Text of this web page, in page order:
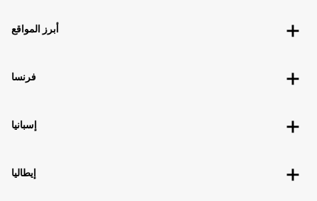
أبرز المواقع
فرنسا
إسبانيا
إيطاليا